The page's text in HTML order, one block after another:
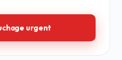
urgent